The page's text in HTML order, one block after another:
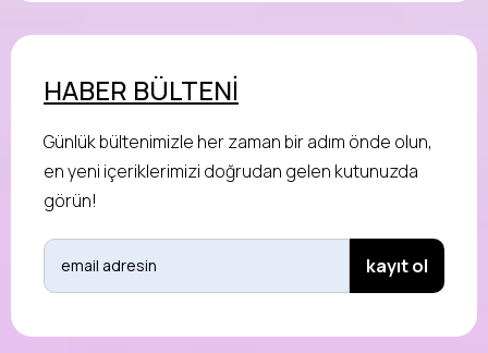
HABER BÜLTENİ
Günlük bültenimizle her zaman bir adım önde olun,
en yeni içeriklerimizi doğrudan gelen kutunuzda
görün!